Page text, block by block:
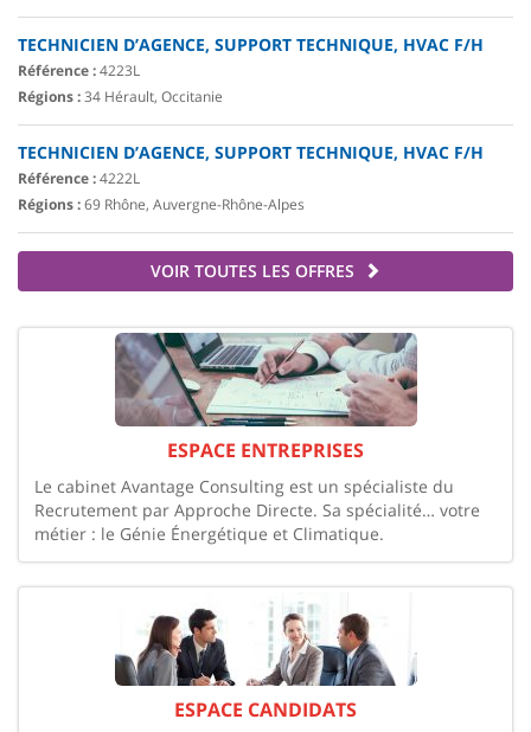
TECHNICIEN D’AGENCE, SUPPORT TECHNIQUE, HVAC F/H
Référence :4223L
Régions :34 Hérault, Occitanie
TECHNICIEN D’AGENCE, SUPPORT TECHNIQUE, HVAC F/H
Référence :4222L
Régions :69 Rhône, Auvergne-Rhône-Alpes
VOIR TOUTES LES OFFRES
ESPACE ENTREPRISES
Le cabinet Avantage Consulting est un spécialiste du
Recrutement par Approche Directe. Sa spécialité… votre
métier : le Génie Énergétique et Climatique.
ESPACE CANDIDATS